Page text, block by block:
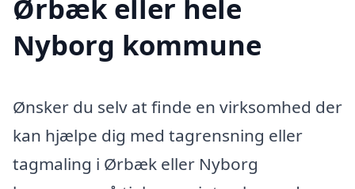
Ørbæk eller hele
Nyborg kommune
Ønsker du selv at finde en virksomhed der
kan hjælpe dig med tagrensning eller
tagmaling i Ørbæk eller Nyborg